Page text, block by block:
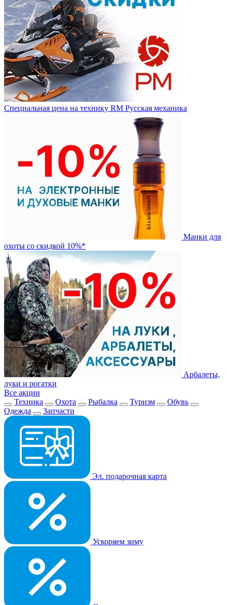
Специальная цена на технику RM Русская механика
Манки для
охоты со скидкой 10%*
Арбалеты,
луки и рогатки
Все акции
Техника
Охота Рыбалка Туризм
Обувь
Одежда
Запчасти
Эл. подарочная карта
Ускоряем зиму